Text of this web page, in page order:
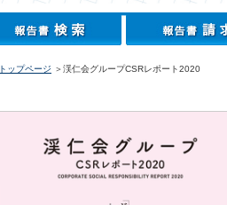
トップページ ＞渓仁会グループCSRレポート2020